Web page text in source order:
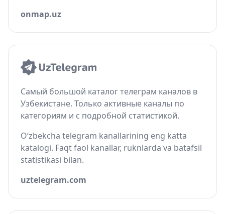
onmap.uz
Самый большой каталог телеграм каналов в
Узбекистане. Только активные каналы по
категориям и с подробной статистикой.
O‘zbekcha telegram kanallarining eng katta
katalogi. Faqt faol kanallar, ruknlarda va batafsil
statistikasi bilan.
uztelegram.com